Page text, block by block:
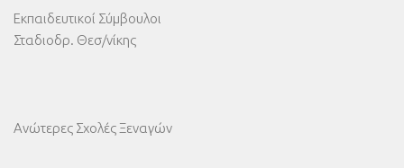
Εκπαιδευτικοί Σύμβουλοι
Σταδιοδρ. Θεσ/νίκης
Ανώτερες Σχολές Ξεναγών